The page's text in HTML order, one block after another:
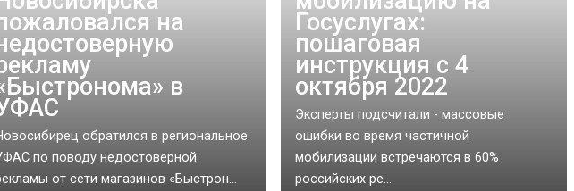
на
в
обратился в региональное
по поводу недостоверной
от сети магазинов «Быстрон...
Госуслугах:
пошаговая
инструкция с 4
октября 2022
Эксперты подсчитали - массовые
ошибки во время частичной
мобилизации встречаются в 60%
российских ре...